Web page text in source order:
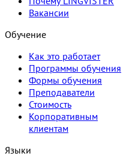
Вакансии
Обучение
Как это работает
Программы обучения
Формы обучения
Преподаватели
Стоимость
Корпоративным
клиентам
Языки